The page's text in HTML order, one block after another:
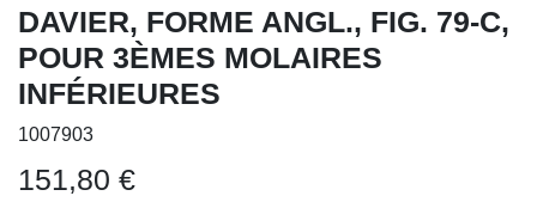
DAVIER, FORME ANGL., FIG. 79-C,
POUR 3ÈMES MOLAIRES
INFÉRIEURES
1007903
151,80 €